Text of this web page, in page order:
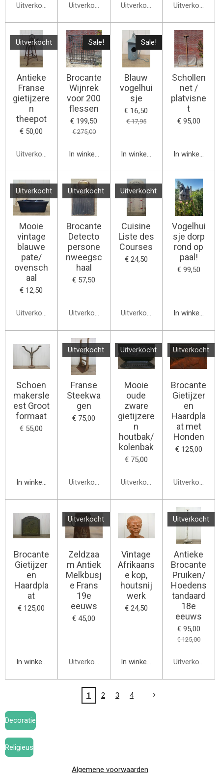
Uitverkocht Uitverkocht Uitverkocht Uitverkocht
Uitverkocht
Antieke
Franse
gietijzere
n
theepot
€ 50,00
Uitverkocht
Sale!
Brocante
Wijnrek
voor 200
flessen
€ 199,50
€ 275,00
In winkelwagen
Sale!
Blauw
vogelhui
sje
€ 16,50
€ 17,95
In winkelwagen
Schollen
net /
platvisne
t
€ 95,00
In
Uitverkocht
Mooie
vintage
blauwe
pate/
ovensch
aal
€ 12,50
Uitverkocht
Uitverkocht
Brocante
Detecto
persone
nweegsc
haal
€ 57,50
Uitverkocht
Uitverkocht
Cuisine
Liste des
Courses
€ 24,50
Uitverkocht
Vogelhui
sje dorp
rond op
paal!
€ 99,50
In
Schoen
makersle
est Groot
formaat
€ 55,00
In winkelwagen
Uitverkocht
Franse
Steekwa
gen
€ 75,00
Uitverkocht
Uitverkocht
Mooie
oude
zware
gietijzere
n
houtbak/
kolenbak
€ 75,00
Uitverkocht
Uitverkocht
Brocante
Gietijzer
en
Haardpla
at met
Honden
€ 125,00
Uitverkocht
Brocante
Gietijzer
en
Haardpla
at
€ 125,00
In winkelwagen
Uitverkocht
Zeldzaa
m Antiek
Melkbusj
e Frans
19e
eeuws
€ 45,00
Uitverkocht
Vintage
Afrikaans
e kop,
houtsnij
werk
€ 24,50
In winkelwagen
Uitverkocht
Antieke
Brocante
Pruiken/
Hoedens
tandaard
18e
eeuws
€ 95,00
€ 125,00
Uitverkocht
1 2 3 4
Decoratie
Religieus
Algemene voorwaarden